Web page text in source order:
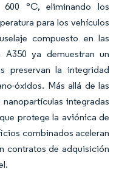
°C, eliminando los
para los vehículos
compuesto en las
ya demuestran un
preservan la integridad
óxidos. Más allá de las
integradas
protege la aviónica de
combinados aceleran
contratos de adquisición